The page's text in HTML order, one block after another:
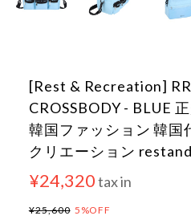
[Rest & Recreation]
CROSSBODY - BLUE
韓国ファッション 韓国
クリエーション
¥24,320tax in
¥25,600 5%OFF